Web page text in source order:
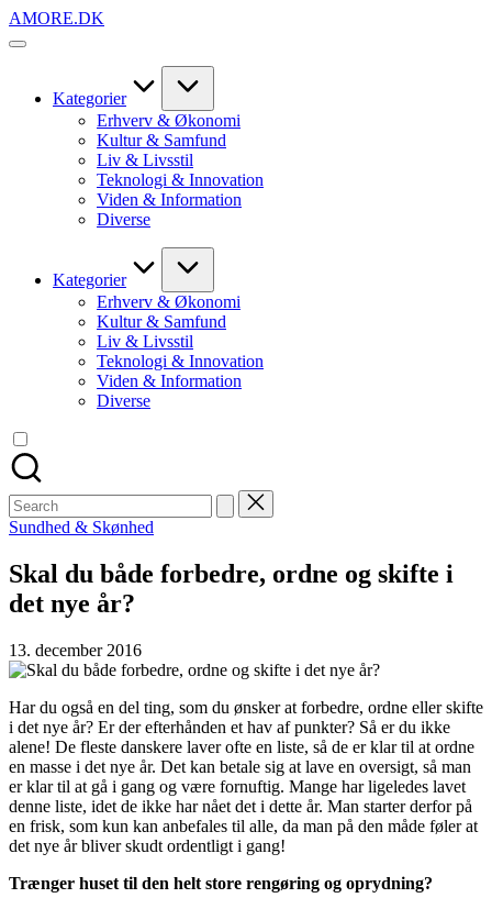
Skip
to
AMORE.DK
For
Kategorier
Erhverv & Økonomi
Kultur & Samfund
Liv & Livsstil
Teknologi & Innovation
Viden & Information
Diverse
Kategorier
Erhverv & Økonomi
Kultur & Samfund
Liv & Livsstil
Teknologi & Innovation
Viden & Information
Diverse
Search
for:
Posted
Sundhed & Skønhed
Skal du både forbedre, ordne og skifte i
det nye år?
13. december 2016
Har du også en del ting, som du ønsker at forbedre, ordne eller skifte
i det nye år? Er der efterhånden et hav af punkter? Så er du ikke
alene! De fleste danskere laver ofte en liste, så de er klar til at ordne
en masse i det nye år. Det kan betale sig at lave en oversigt, så man
er klar til at gå i gang og være fornuftig. Mange har ligeledes lavet
denne liste, idet de ikke har nået det i dette år. Man starter derfor på
en frisk, som kun kan anbefales til alle, da man på den måde føler at
det nye år bliver skudt ordentligt i gang!
Trænger huset til den helt store rengøring og oprydning?